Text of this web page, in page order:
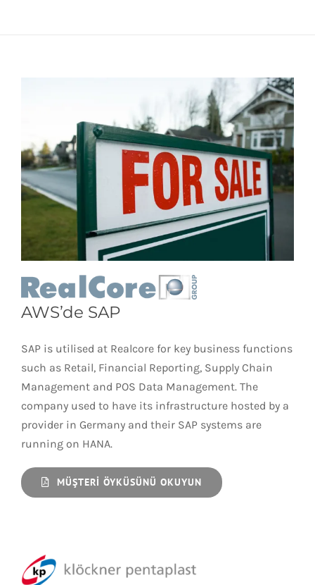
AWS’de SAP
SAP is utilised at Realcore for key business functions
such as Retail, Financial Reporting, Supply Chain
Management and POS Data Management. The
company used to have its infrastructure hosted by a
provider in Germany and their SAP systems are
running on HANA.
MÜŞTERI ÖYKÜSÜNÜ OKUYUN